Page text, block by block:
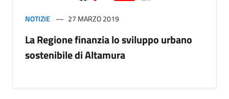
NOTIZIE 27 MARZO 2019
La Regione finanzia lo sviluppo urbano
sostenibile di Altamura